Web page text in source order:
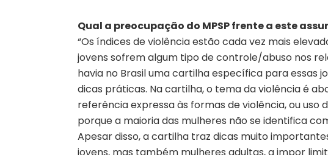
Qual a preocupação do MPSP frente a este
“Os índices de violência estão cada vez mais
jovens sofrem algum tipo de controle/abuso nos
havia no Brasil uma cartilha específica para essas
dicas práticas. Na cartilha, o tema da violência é
referência expressa às formas de violência, ou
porque a maioria das mulheres não se identifica
Apesar disso, a cartilha traz dicas muito
jovens, mas também mulheres adultas, a impor